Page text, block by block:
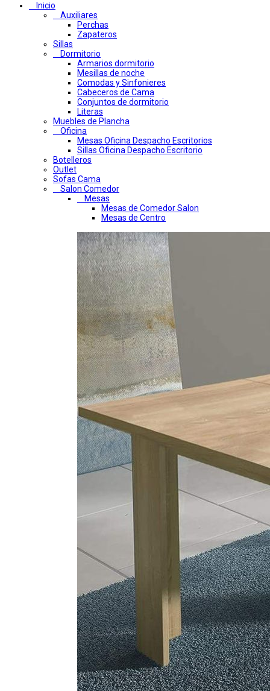
Inicio
Auxiliares
Perchas
Zapateros
Sillas
Dormitorio
Armarios dormitorio
Mesillas de noche
Comodas y Sinfonieres
Cabeceros de Cama
Conjuntos de dormitorio
Literas
Muebles de Plancha
Oficina
Mesas Oficina Despacho Escritorios
Sillas Oficina Despacho Escritorio
Botelleros
Outlet
Sofas Cama
Salon Comedor
Mesas
Mesas de Comedor Salon
Mesas de Centro